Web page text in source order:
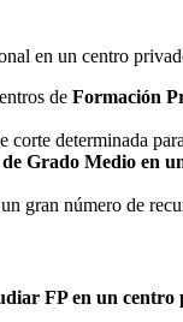
en un centro
de Formación
corte determinada
Grado Medio en
gran número de
FP en un centro